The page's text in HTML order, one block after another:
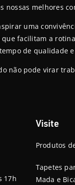
nossas melhores
uma
que facilitam a
de qualidade
não pode virar
17h
Visite
Produtos
Tapetes
Mada e